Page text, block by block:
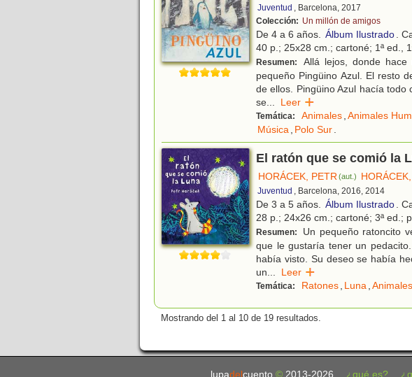
Juventud , Barcelona, 2017
Colección: Un millón de amigos
De 4 a 6 años. Álbum Ilustrado.
40 p.; 25x28 cm.; cartoné; 1ª ed.,
Resumen:
Allá lejos, donde
pequeño Pingüino Azul. El resto
de ellos. Pingüino Azul hacía
se... Leer
Temática: Animales,Animales
Música, Polo Sur.
El ratón que se comió la
HORÁCEK, PETR(aut.)
Juventud , Barcelona, 2016, 2014
De 3 a 5 años. Álbum Ilustrado.
28 p.; 24x26 cm.; cartoné; 3ª ed.;
Resumen:
Un pequeño ratoncito
que le gustaría tener un
había visto. Su deseo se había
un... Leer
Temática: Ratones, Luna,
Mostrando del 1 al 10 de 19 resultados.
lupadel cuento © 2013-2026 ¿qué es?